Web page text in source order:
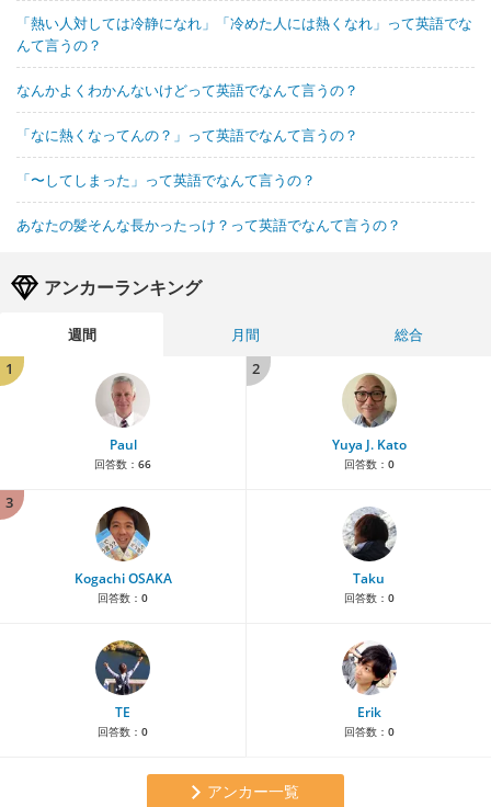
「熱い人対しては冷静になれ」「冷めた人には熱くなれ」って英語でな
んて言うの？
なんかよくわかんないけどって英語でなんて言うの？
「なに熱くなってんの？」って英語でなんて言うの？
「〜してしまった」って英語でなんて言うの？
あなたの髪そんな長かったっけ？って英語でなんて言うの？
アンカーランキング
週間 月間
総合
1
Paul
回答数： 66
2
Yuya J. Kato
回答数： 0
3
Kogachi OSAKA
回答数： 0
Taku
回答数： 0
TE
回答数： 0
Erik
回答数： 0
アンカー一覧